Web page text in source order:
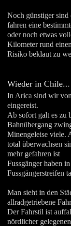
Noch günstiger
fahren eine
oder noch etwas
Kilometer rund
Risiko beklaut zu
Wieder in Chile...
In Arica sind wir
eingereist.
Ab sofort galt es zu
Bahnübergang
Minengeleise viele.
total überwachsen
mehr gefahren ist
Fussgänger haben
Fussgängerstreifen
Man sieht in den
allradgetriebene
Der Fahrstil ist
nördlicher